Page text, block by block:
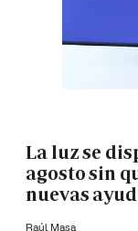
La luz se
agosto sin
nuevas
Raúl Masa